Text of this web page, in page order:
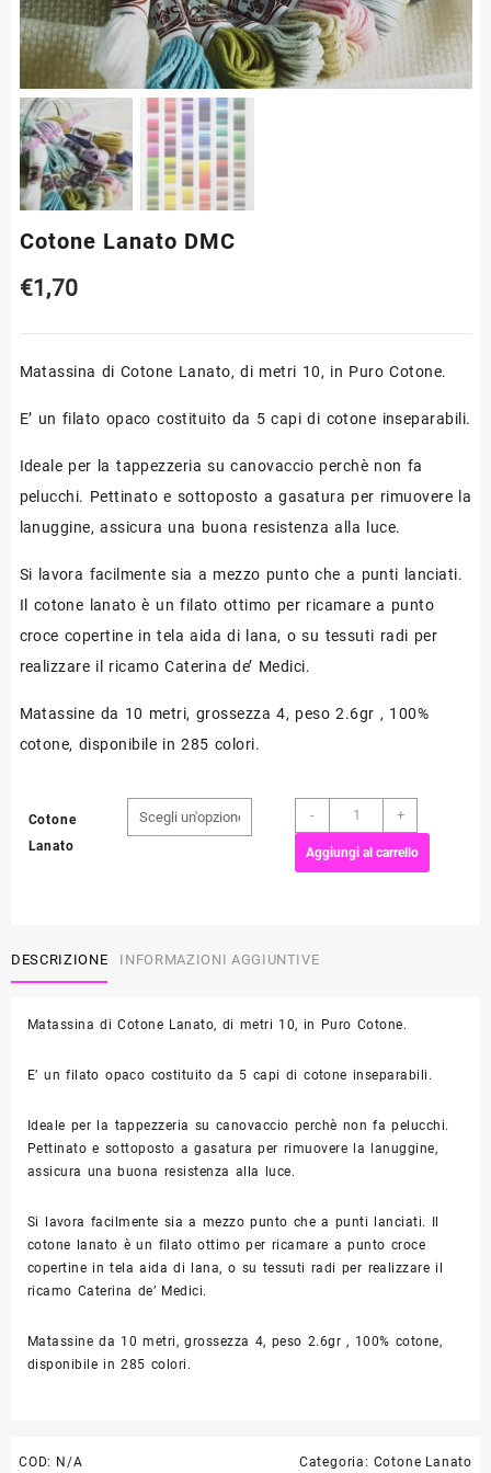
Cotone Lanato DMC
€1,70
Matassina di Cotone Lanato, di metri 10, in Puro Cotone.
E’ un filato opaco costituito da 5 capi di cotone inseparabili.
Ideale per la tappezzeria su canovaccio perchè non fa
pelucchi. Pettinato e sottoposto a gasatura per rimuovere la
lanuggine, assicura una buona resistenza alla luce.
Si lavora facilmente sia a mezzo punto che a punti lanciati.
Il cotone lanato è un filato ottimo per ricamare a punto
croce copertine in tela aida di lana, o su tessuti radi per
realizzare il ricamo Caterina de’ Medici.
Matassine da 10 metri, grossezza 4, peso 2.6gr , 100%
cotone, disponibile in 285 colori.
Cotone
Lanato
-
Cotone
Lanato
DMC
+
Aggiungi al carrello
DESCRIZIONE INFORMAZIONI AGGIUNTIVE
Matassina di Cotone Lanato, di metri 10, in Puro Cotone.
E’ un filato opaco costituito da 5 capi di cotone inseparabili.
Ideale per la tappezzeria su canovaccio perchè non fa pelucchi.
Pettinato e sottoposto a gasatura per rimuovere la lanuggine,
assicura una buona resistenza alla luce.
Si lavora facilmente sia a mezzo punto che a punti lanciati. Il
cotone lanato è un filato ottimo per ricamare a punto croce
copertine in tela aida di lana, o su tessuti radi per realizzare il
ricamo Caterina de’ Medici.
Matassine da 10 metri, grossezza 4, peso 2.6gr , 100% cotone,
disponibile in 285 colori.
COD: N/A Categoria: Cotone Lanato